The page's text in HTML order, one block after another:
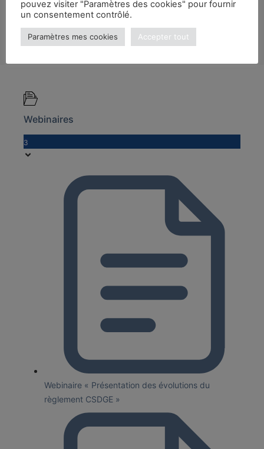
Webinaires
3
Webinaire « Présentation des évolutions du
règlement CSDGE »
pouvez visiter "Paramètres des cookies" pour fournir
un consentement contrôlé.
Paramètres mes cookies Accepter tout